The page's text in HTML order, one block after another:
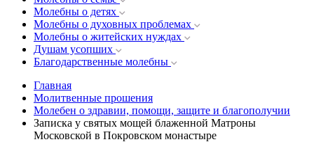
Молебны о детях
Молебны о духовных проблемах
Молебны о житейских нуждах
Душам усопших
Благодарственные молебны
Главная
Молитвенные прошения
Молебен о здравии, помощи, защите и благополучии
Записка у святых мощей блаженной Матроны
Московской в Покровском монастыре